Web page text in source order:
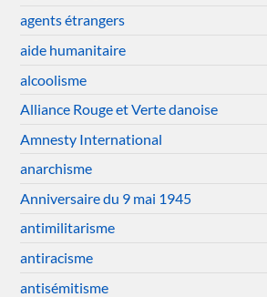
agents étrangers
aide humanitaire
alcoolisme
Alliance Rouge et Verte danoise
Amnesty International
anarchisme
Anniversaire du 9 mai 1945
antimilitarisme
antiracisme
antisémitisme